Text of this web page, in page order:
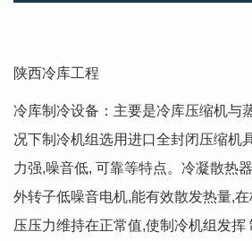
陕西冷库工程
冷库制冷设备：主要是冷库压缩机与
况下制冷机组选用进口全封闭压缩机
力强,噪音低, 可靠等特点。冷凝散热
外转子低噪音电机,能有效散发热量,
压压力维持在正常值,使制冷机组发挥